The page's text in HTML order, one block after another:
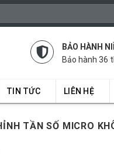
BẢO HÀNH
Bảo hành 36
TIN TỨC LIÊN HỆ
TẦN SỐ MICRO